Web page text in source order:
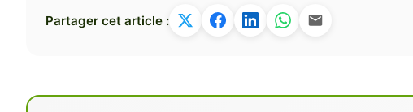
Partager cet article :